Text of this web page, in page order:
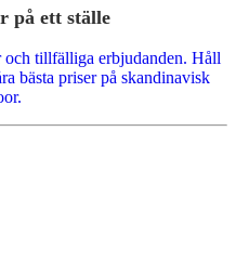
på ett ställe
tillfälliga erbjudanden. Håll
bästa priser på skandinavisk